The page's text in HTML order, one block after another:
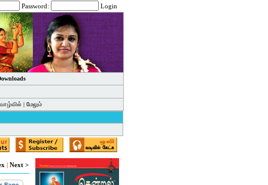
Password: Login
| மேலும்
| Next >